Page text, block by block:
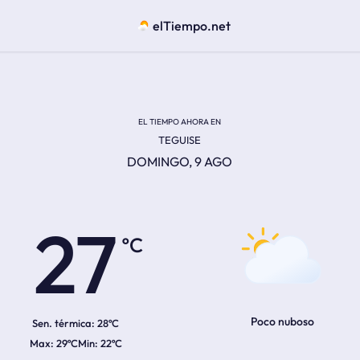
elTiempo.net
EL TIEMPO AHORA EN
TEGUISE
DOMINGO, 9 AGO
27
Sen. térmica: 28ºC
29ºC 22ºC
Poco nuboso